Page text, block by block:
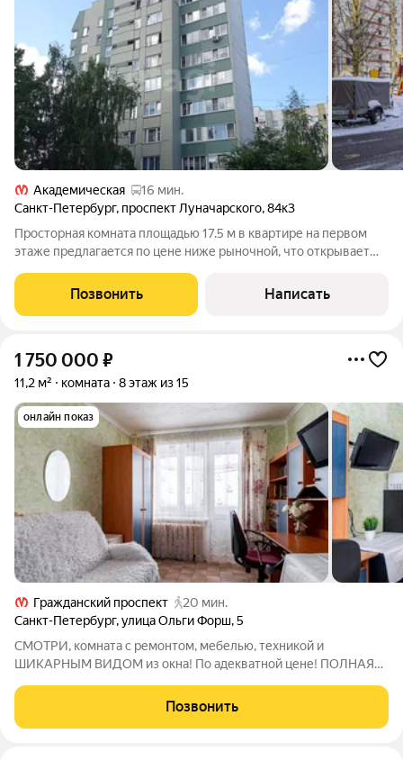
Академическая
16 мин.
Санкт-Петербург, проспект Луначарского,84к3
Просторная комната площадью 17.5 м в квартире на первом
этаже предлагается по цене ниже рыночной, что открывает
проживания после косметического ремонта. Ключевым
преимуществом объекта является
Позвонить Написать
1 750 000 ₽
11,2 м² комната 8 этаж из 15
онлайн показ
Гражданский проспект
20 мин.
Санкт-Петербург,улица Ольги Форш,5
СМОТРИ, комната с ремонтом, мебелью, техникой и
ШИКАРНЫМ ВИДОМ из окна! По адекватной цене! ПОЛНАЯ
Косметический ремонт + Есть своё место на кухонной зоне +
Свой лицевой счет + Вид из окна
Позвонить